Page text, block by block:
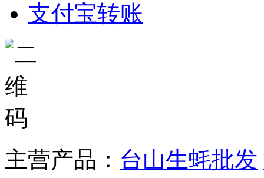
支付宝转账
主营产品： 台山生蚝批发